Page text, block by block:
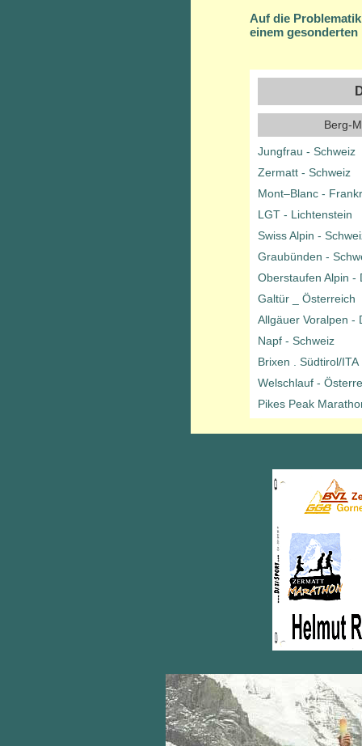
Auf die
einem
Berg-
Jungfrau - Schweiz
Zermatt - Schweiz
Mont–Blanc -
LGT - Lichtenstein
Swiss Alpin -
Graubünden -
Oberstaufen Alpin -
Galtür _ Österreich
Allgäuer Voralpen -
Napf - Schweiz
Brixen . Südtirol/ITA
Welschlauf -
Pikes Peak